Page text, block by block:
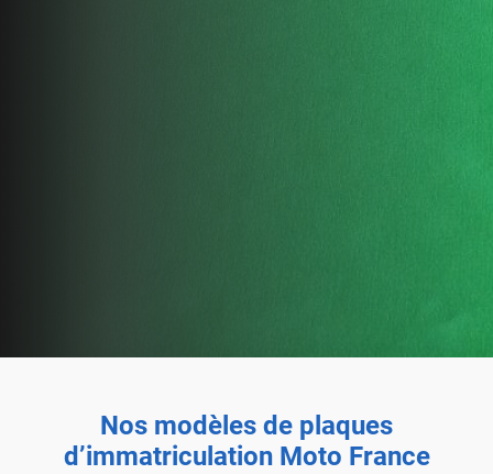
Nos modèles de plaques
d’immatriculation Moto France